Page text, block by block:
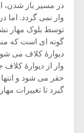
در مسیر باز شدن،
وار نمی گردد. اما
توسط بلوک مهار
گونه ای است که
دیوارۀ کلاف می
وار از دیوارۀ کلاف
حفر می شود و
گیرد تا تغییرات